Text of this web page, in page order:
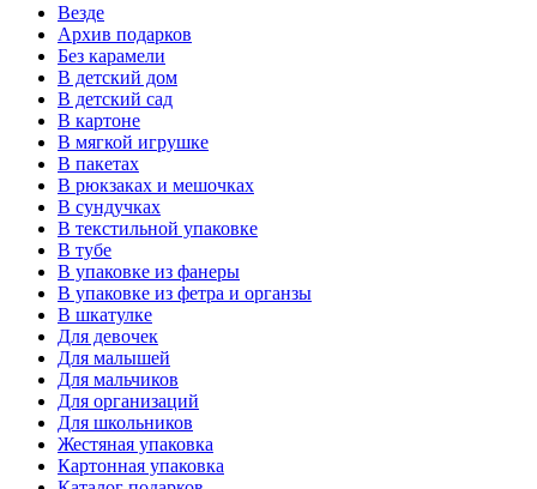
Везде
Архив подарков
Без карамели
В детский дом
В детский сад
В картоне
В мягкой игрушке
В пакетах
В рюкзаках и мешочках
В сундучках
В текстильной упаковке
В тубе
В упаковке из фанеры
В упаковке из фетра и органзы
В шкатулке
Для девочек
Для малышей
Для мальчиков
Для организаций
Для школьников
Жестяная упаковка
Картонная упаковка